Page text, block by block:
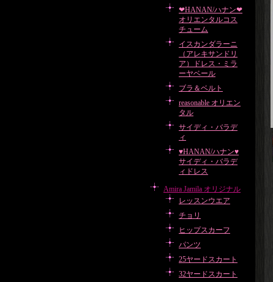
❤HANAN/ハナン❤
オリエンタルコス
チューム
イスカンダラーニ
（アレキサンドリ
ア）ドレス・ミラ
ーヤベール
ブラ＆ベルト
reasonable オリエン
タル
サイディ・バラデ
ィ
♥HANAN/ハナン♥
サイディ・バラデ
ィドレス
Amira Jamila オリジナル
レッスンウエア
チョリ
ヒップスカーフ
パンツ
25ヤードスカート
32ヤードスカート